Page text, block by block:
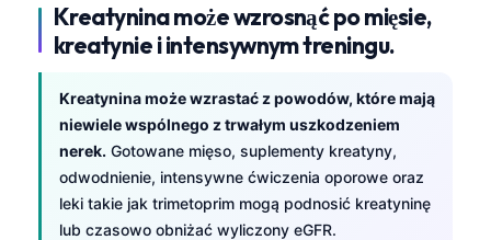
Kreatynina może wzrosnąć po mięsie,
kreatynie i intensywnym treningu.
Kreatynina może wzrastać z powodów, które mają
niewiele wspólnego z trwałym uszkodzeniem
nerek. Gotowane mięso, suplementy kreatyny,
odwodnienie, intensywne ćwiczenia oporowe oraz
leki takie jak trimetoprim mogą podnosić kreatyninę
lub czasowo obniżać wyliczony eGFR.